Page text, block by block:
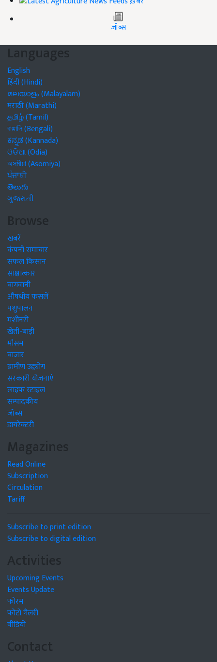
जॉब्स
Languages
English
हिंदी (Hindi)
മലയാളം (Malayalam)
मराठी (Marathi)
தமிழ் (Tamil)
বাঙালি (Bengali)
ಕನ್ನಡ (Kannada)
ଓଡିଆ (Odia)
অসমীয়া (Asomiya)
ਪੰਜਾਬੀ
తెలుగు
ગુજરાતી
Browse
खबरें
कंपनी समाचार
सफल किसान
साक्षात्कार
बागवानी
औषधीय फसलें
पशुपालन
मशीनरी
खेती-बाड़ी
मौसम
बाजार
ग्रामीण उद्द्योग
सरकारी योजनाएं
लाइफ स्टाइल
सम्पादकीय
जॉब्स
डायरेक्टरी
Magazines
Read Online
Subscription
Circulation
Tariff
Subscribe to print edition
Subscribe to digital edition
Activities
Upcoming Events
Events Update
फोरम
फोटो गैलरी
वीडियो
Contact